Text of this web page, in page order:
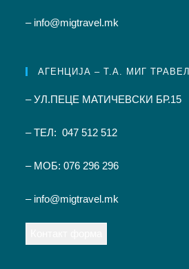
– info@migtravel.mk
АГЕНЦИЈА – Т.А. МИГ ТРАВЕЛ
– УЛ.ПЕЦЕ МАТИЧЕВСКИ БР.15
– ТЕЛ: 047 512 512
– МОБ: 076 296 296
– info@migtravel.mk